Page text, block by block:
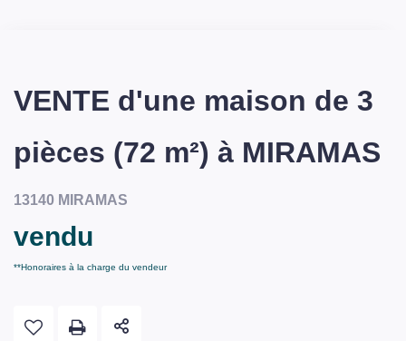
VENTE d'une maison de 3
pièces (72 m²) à MIRAMAS
13140 MIRAMAS
vendu
**Honoraires à la charge du vendeur